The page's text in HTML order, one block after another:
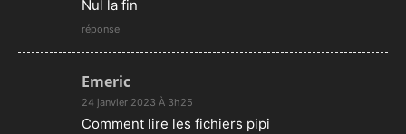
Nul la fin
réponse
Emeric
24 janvier 2023 À 3h25
Comment lire les fichiers pipi